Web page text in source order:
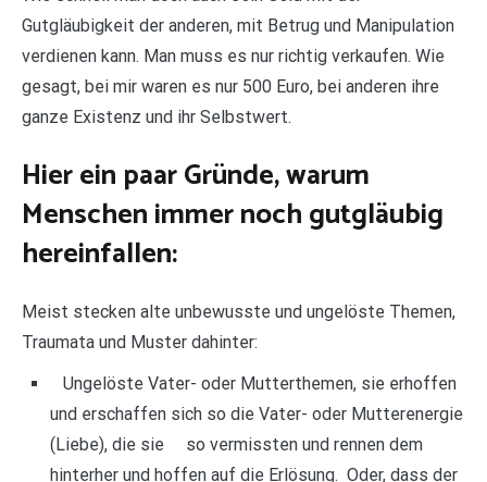
Gutgläubigkeit der anderen, mit Betrug und Manipulation
verdienen kann. Man muss es nur richtig verkaufen. Wie
gesagt, bei mir waren es nur 500 Euro, bei anderen ihre
ganze Existenz und ihr Selbstwert.
Hier ein paar Gründe, warum
Menschen immer noch gutgläubig
hereinfallen:
Meist stecken alte unbewusste und ungelöste Themen,
Traumata und Muster dahinter:
Ungelöste Vater- oder Mutterthemen, sie erhoffen
und erschaffen sich so die Vater- oder Mutterenergie
(Liebe), die sie so vermissten und rennen dem
hinterher und hoffen auf die Erlösung. Oder, dass der